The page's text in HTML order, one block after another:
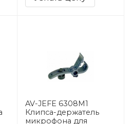
AV-JEFE 6308M1
Клипса-держатель
микрофона для